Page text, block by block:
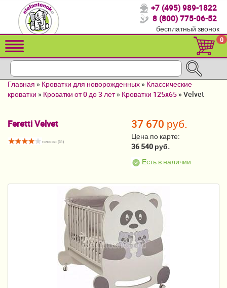
Спасибо, что выбрали нас!
Распродажа!
Детские коляски
Кроватки для новорожденных
Мебель и аксессуары
Постельные принадлежности
Гигиена и уход
+7 (495) 989-1822
8 (800) 775-06-52
бесплатный звонок
0
Главная » Кроватки для новорожденных » Классические
кроватки » Кроватки от 0 до 3 лет» Кроватки 125x65 »Velvet
Feretti Velvet
голосов: (31)
37 670 руб.
Цена по карте:
36 540 руб.
Есть в наличии